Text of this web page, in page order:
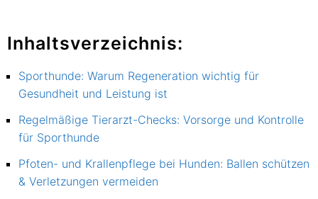
Inhaltsverzeichnis:
Sporthunde: Warum Regeneration wichtig für
Gesundheit und Leistung ist
Regelmäßige Tierarzt-Checks: Vorsorge und Kontrolle
für Sporthunde
Pfoten- und Krallenpflege bei Hunden: Ballen schützen
& Verletzungen vermeiden